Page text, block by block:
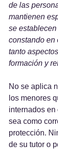
de las
mantienen
se
constando en
tanto
formación y
No se aplica
los menores
internados en
sea como
protección.
de su tutor o